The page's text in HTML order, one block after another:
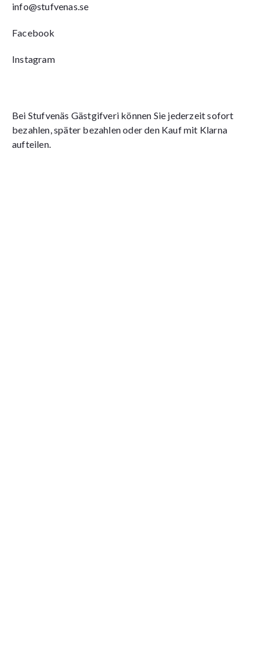
info@stufvenas.se
Facebook
Instagram
Bei Stufvenäs Gästgifveri können Sie jederzeit sofort
bezahlen, später bezahlen oder den Kauf mit Klarna
aufteilen.